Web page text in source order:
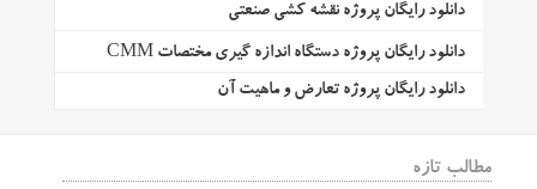
دانلود رایگان پروژه نقشه کشی صنعتی
دانلود رایگان پروژه دستگاه اندازه گیری مختصات CMM
دانلود رایگان پروژه تعارض و ماهیت آن
مطالب تازه